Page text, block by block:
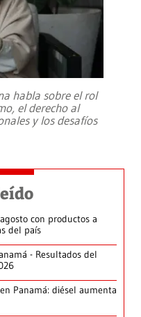
habla sobre el rol
el derecho al
y los desafíos
con productos a
del país
- Resultados del
Panamá: diésel aumenta